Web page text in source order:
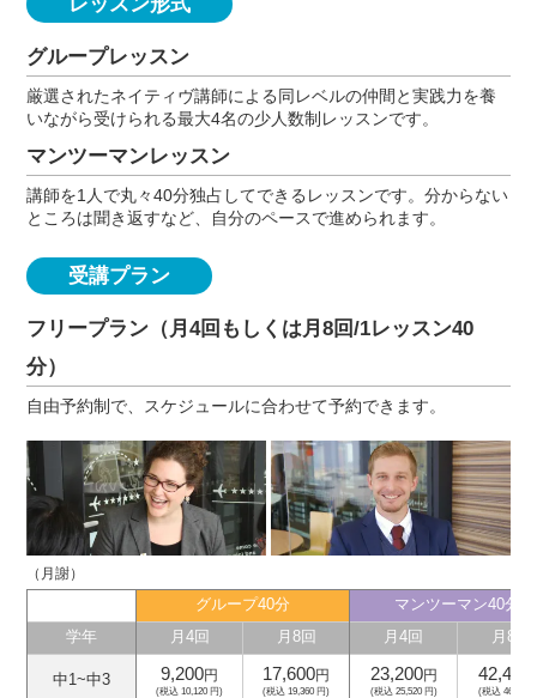
グループレッスン
厳選されたネイティヴ講師による同レベルの仲間と実践力を養
いながら受けられる最大4名の少人数制レッスンです。
マンツーマンレッスン
講師を1人で丸々40分独占してできるレッスンです。分からない
ところは聞き返すなど、自分のペースで進められます。
受講プラン
フリープラン（月4回もしくは月8回/1レッスン40
分）
自由予約制で、スケジュールに合わせて予約できます。
（月謝）
グループ40分
マンツーマン40分
学年
月4回 月8回 月4回 月8回
中1~中3 9,200円
(税込 10,120 円)
17,600円
(税込 19,360 円)
23,200円
(税込 25,520 円)
42,400
(税込 46,640